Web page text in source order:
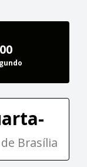
00
Brasília